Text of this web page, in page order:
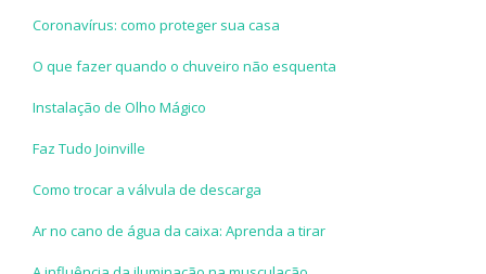
Coronavírus: como proteger sua casa
O que fazer quando o chuveiro não esquenta
Instalação de Olho Mágico
Faz Tudo Joinville
Como trocar a válvula de descarga
Ar no cano de água da caixa: Aprenda a tirar